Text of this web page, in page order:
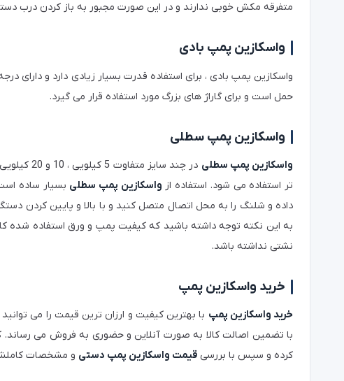
متفرقه مکش خوبی ندارند و در این صورت مجبور به باز کردن درب
واسکازین پمپ بادی
واسکازین پمپ بادی ، برای استفاده قدرت بسیار زیادی دارد و
حمل است و برای گاراژ های بزرگ مورد استفاده قرار می گیرد.
واسکازین پمپ سطلی
واسکازین پمپ سطلی در چند سایز متفاوت 5 کیلویی ، 10 و 20 کیلویی ساخته می شوند و نسبت به
تر استفاده می شود. استفاده از واسکازین پمپ سطلی بسیار ساده
داده و شلنگ را به محل اتصال متصل کنید و با بالا و پایین کردن
به این نکته توجه داشته باشید که کیفیت پمپ و ورق استفاده شده
نشتی نداشته باشد.
خرید واسکازین پمپ
خرید واسکازین پمپ با بهترین کیفیت و ارزان ترین قیمت را می
با تضمین اصالت کالا به صورت آنلاین و حضوری به فروش می رساند.
کرده و سپس با بررسی قیمت واسکازین پمپ دستی و مشخصات کاملش